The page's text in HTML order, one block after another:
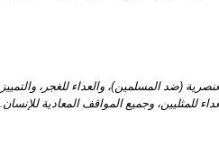
(ضد المسلمين)، والعداء للغجر، والتمييز
للمثليين، وجميع المواقف المعادية للإنسان.